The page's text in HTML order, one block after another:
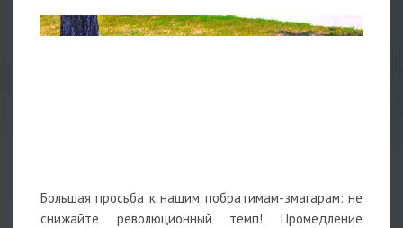
Большая просьба к нашим побратимам-змагарам: не
снижайте революционный темп! Промедление